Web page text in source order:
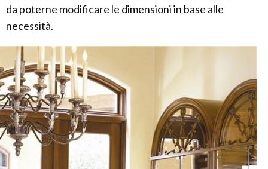
da poterne modificare le dimensioni in base alle
necessità.